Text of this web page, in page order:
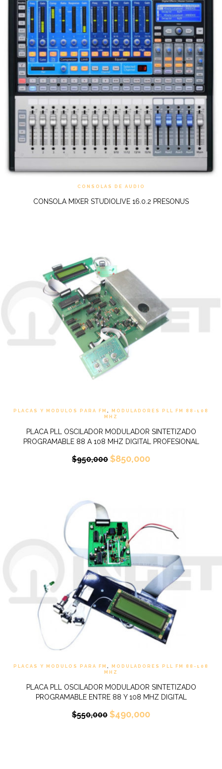
CONSOLAS DE AUDIO
CONSOLA MIXER STUDIOLIVE 16.0.2 PRESONUS
PLACAS Y MODULOS PARA FM
MODULADORES PLL FM 88-108
MHZ
PLACA PLL OSCILADOR MODULADOR SINTETIZADO
PROGRAMABLE 88 A 108 MHZ DIGITAL PROFESIONAL
$950,000 $850,000
PLACAS Y MODULOS PARA FM ,
MODULADORES PLL FM 88-108
MHZ
PLACA PLL OSCILADOR MODULADOR SINTETIZADO
PROGRAMABLE ENTRE 88 Y 108 MHZ DIGITAL
$550,000 $490,000